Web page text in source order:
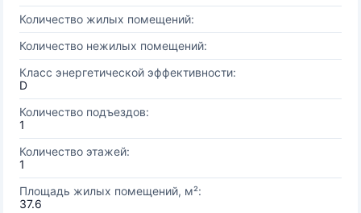
Количество жилых помещений:
Количество нежилых помещений:
Класс энергетической эффективности:
D
Количество подъездов:
1
Количество этажей:
1
Площадь жилых помещений, м²:
37.6